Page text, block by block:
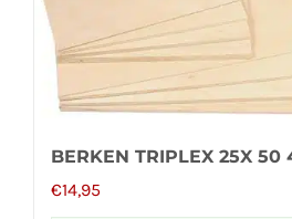
BERKEN TRIPLEX 25X 50
€14,95